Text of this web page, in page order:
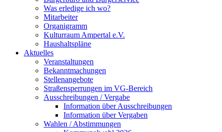
Was erledige ich wo?
Mitarbeiter
Organigramm
Kulturraum Ampertal e.V.
Haushaltspläne
Aktuelles
Veranstaltungen
Bekanntmachungen
Stellenangebote
Straßensperrungen im VG-Bereich
Ausschreibungen / Vergabe
Information über Ausschreibungen
Information über Vergaben
Wahlen / Abstimmungen